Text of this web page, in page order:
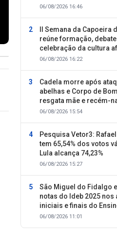
fundamental
06/08/2026 16:46
II Semana da Capoeira
reúne formação,
celebração da cultura
brasileira
06/08/2026 16:22
Cadela morre após
abelhas e Corpo de
resgata mãe e recém-
Oeiras
06/08/2026 15:54
Pesquisa Vetor3:
tem 65,54% dos votos
Lula alcança 74,23%
06/08/2026 15:27
São Miguel do Fidalgo
notas do Ideb 2025 nos
iniciais e finais do
Fundamental
06/08/2026 11:01